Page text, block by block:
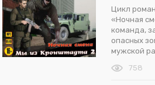
Цикл
«Ночная
команда,
опасных
мужской
758